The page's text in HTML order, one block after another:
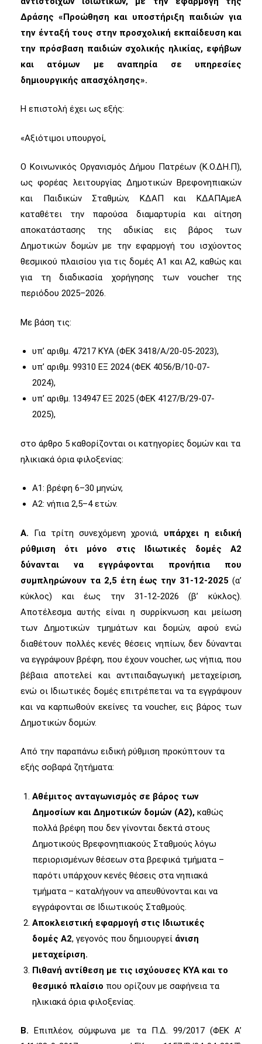
Δράσης «Προώθηση και υποστήριξη παιδιών για
την ένταξή τους στην προσχολική εκπαίδευση και
την πρόσβαση παιδιών σχολικής ηλικίας, εφήβων
και ατόμων με αναπηρία σε υπηρεσίες
δημιουργικής απασχόλησης».
Η επιστολή έχει ως εξής:
«Αξιότιμοι υπουργοί,
Ο Κοινωνικός Οργανισμός Δήμου Πατρέων (Κ.Ο.ΔΗ.Π),
ως φορέας λειτουργίας Δημοτικών Βρεφονηπιακών
και Παιδικών Σταθμών, ΚΔΑΠ και ΚΔΑΠΑμεΑ
καταθέτει την παρούσα διαμαρτυρία και αίτηση
αποκατάστασης της αδικίας εις βάρος των
Δημοτικών δομών με την εφαρμογή του ισχύοντος
θεσμικού πλαισίου για τις δομές Α1 και Α2, καθώς και
για τη διαδικασία χορήγησης των voucher της
περιόδου 2025–2026.
Με βάση τις:
υπ’ αριθμ. 47217 ΚΥΑ (ΦΕΚ 3418/Α/20-05-2023),
υπ’ αριθμ. 99310 ΕΞ 2024 (ΦΕΚ 4056/Β/10-07-
2024),
υπ’ αριθμ. 134947 ΕΞ 2025 (ΦΕΚ 4127/Β/29-07-
2025),
στο άρθρο 5 καθορίζονται οι κατηγορίες δομών και τα
ηλικιακά όρια φιλοξενίας:
Α1: βρέφη 6–30 μηνών,
Α2: νήπια 2,5–4 ετών.
Α. Για τρίτη συνεχόμενη χρονιά, υπάρχει η ειδική
ρύθμιση ότι μόνο στις Ιδιωτικές δομές Α2
δύνανται να εγγράφονται προνήπια που
συμπληρώνουν τα 2,5 έτη έως την 31-12-2025 (α’
κύκλος) και έως την 31-12-2026 (β’ κύκλος).
Αποτέλεσμα αυτής είναι η συρρίκνωση και μείωση
των Δημοτικών τμημάτων και δομών, αφού ενώ
διαθέτουν πολλές κενές θέσεις νηπίων, δεν δύνανται
να εγγράψουν βρέφη, που έχουν voucher, ως νήπια, που
βέβαια αποτελεί και αντιπαιδαγωγική μεταχείριση,
ενώ οι Ιδιωτικές δομές επιτρέπεται να τα εγγράψουν
και να καρπωθούν εκείνες τα voucher, εις βάρος των
Δημοτικών δομών.
Από την παραπάνω ειδική ρύθμιση προκύπτουν τα
εξής σοβαρά ζητήματα:
Αθέμιτος ανταγωνισμός σε βάρος των
Δημοσίων και Δημοτικών δομών (Α2), καθώς
πολλά βρέφη που δεν γίνονται δεκτά στους
Δημοτικούς Βρεφονηπιακούς Σταθμούς λόγω
περιορισμένων θέσεων στα βρεφικά τμήματα –
παρότι υπάρχουν κενές θέσεις στα νηπιακά
τμήματα – καταλήγουν να απευθύνονται και να
εγγράφονται σε Ιδιωτικούς Σταθμούς.
Αποκλειστική εφαρμογή στις Ιδιωτικές
δομές Α2, γεγονός που δημιουργεί άνιση
μεταχείριση.
Πιθανή αντίθεση με τις ισχύουσες ΚΥΑ και το
θεσμικό πλαίσιο που ορίζουν με σαφήνεια τα
ηλικιακά όρια φιλοξενίας.
Β.Επιπλέον, σύμφωνα με τα Π.Δ. 99/2017 (ΦΕΚ Α’